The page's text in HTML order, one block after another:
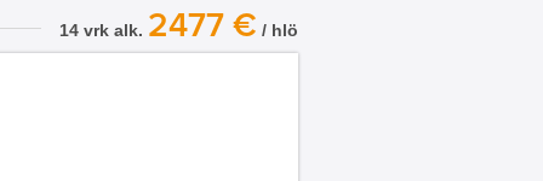
14 vrk alk. 2477 € / hlö